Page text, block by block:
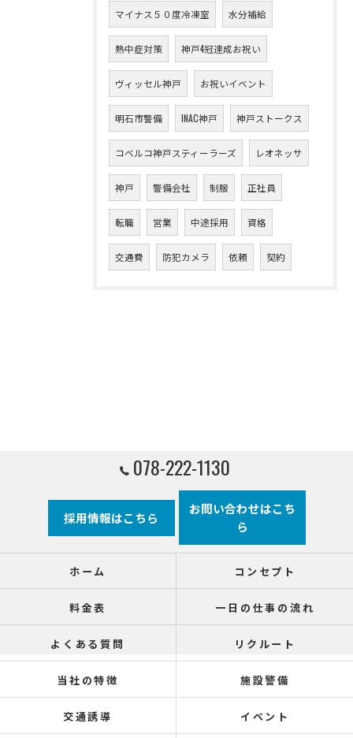
マイナス５０度冷凍室 水分補給
熱中症対策 神戸4冠達成お祝い
ヴィッセル神戸 お祝いイベント
明石市警備 INAC神戸 神戸ストークス
コベルコ神戸スティーラーズ レオネッサ
神戸 警備会社 制服 正社員
転職 営業 中途採用 資格
交通費 防犯カメラ 依頼 契約
078-222-1130
採用情報はこちら
お問い合わせはこち
ら
ホーム コンセプト
料金表 一日の仕事の流れ
よくある質問 リクルート
当社の特徴 施設警備
交通誘導 イベント